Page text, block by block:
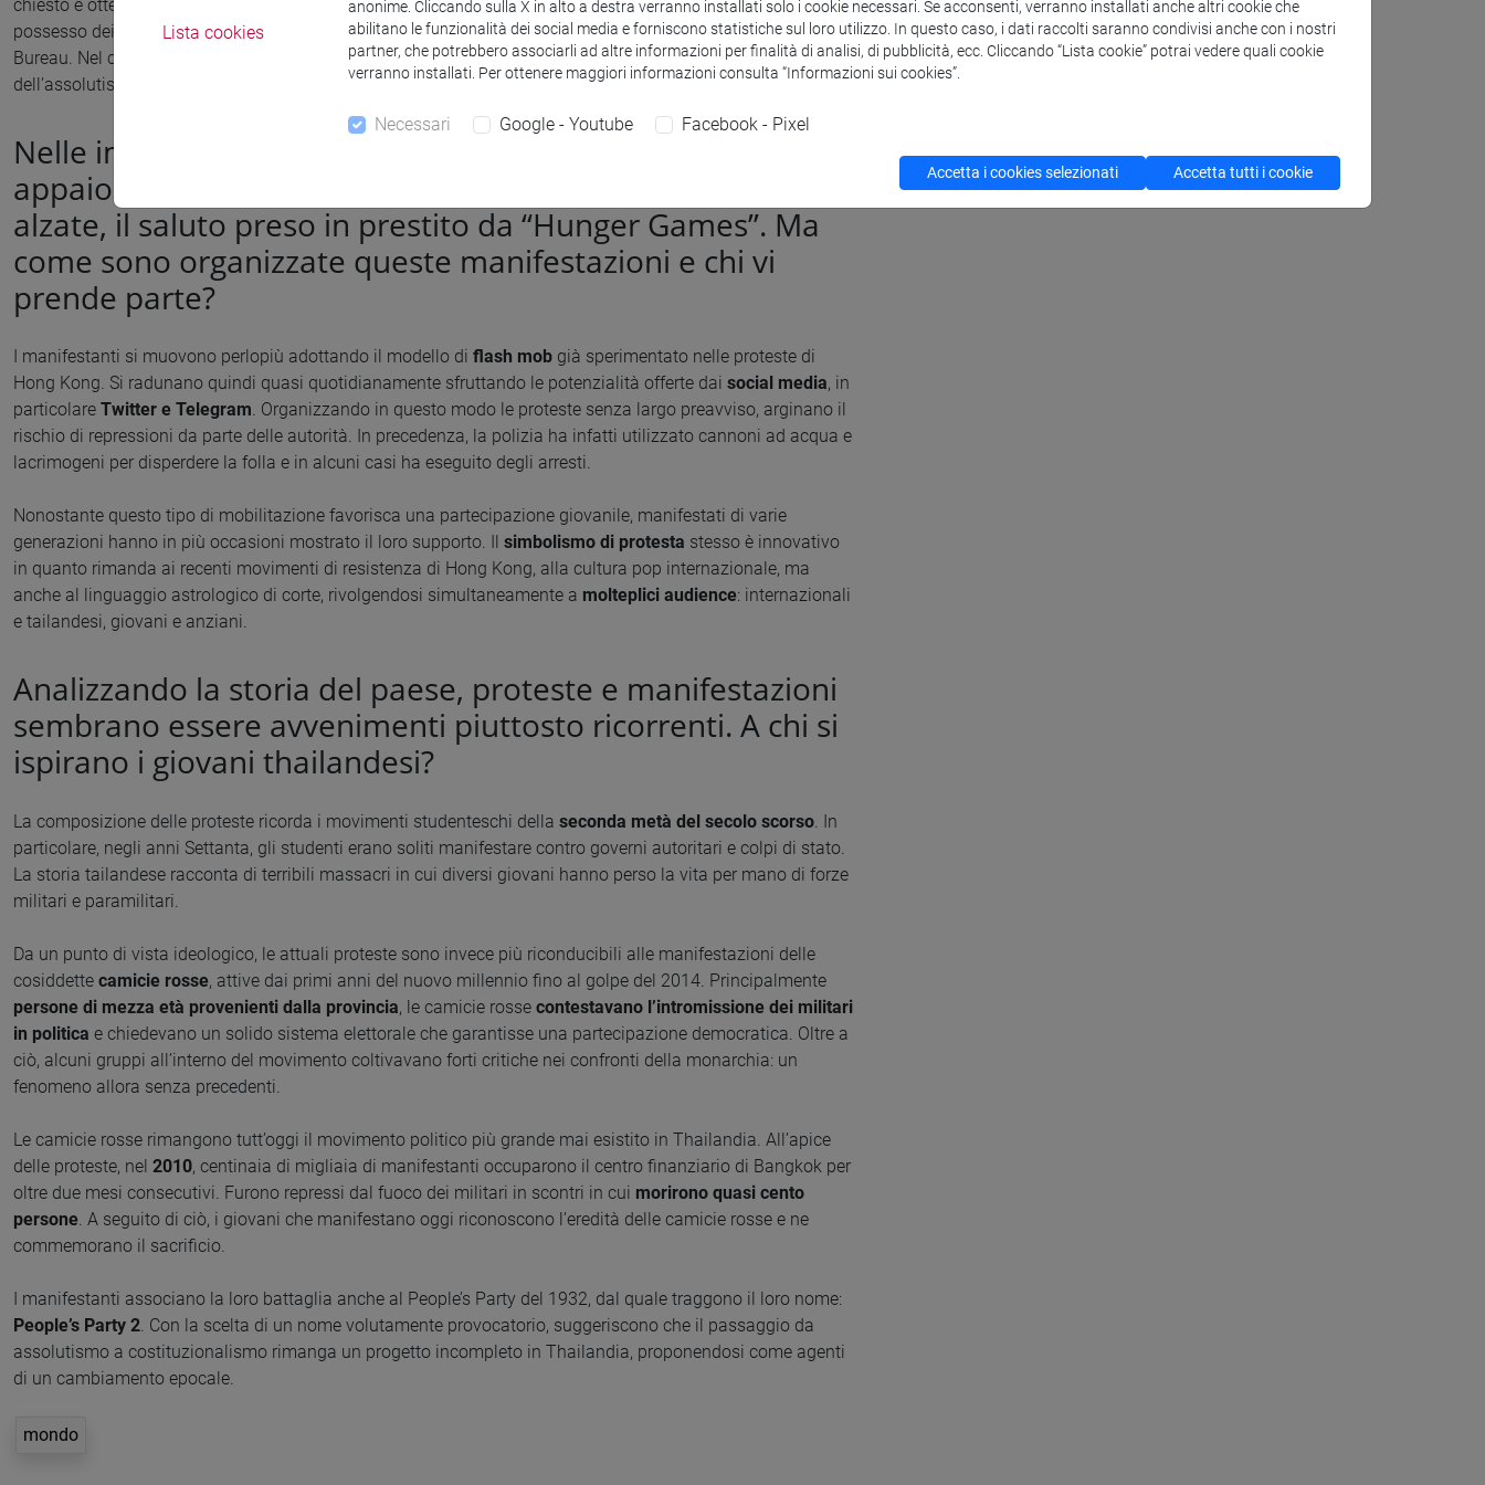
chiesto e ottenuto degli emendamenti alla costituzione redatta dai militari. Il nuovo re ha inoltre preso
possesso dei fondi della Corona, in precedenza gestiti dall’istituzione semi-statale del Crown Property
Bureau. Nel corso dei primi anni del suo regno, parecchi monumenti pubblici che celebravano la caduta
dell’assolutismo del 1932 sono stati rimossi.
Nelle immagini di queste proteste che ci sono arrivate
appaiono papere gonfiabili e cortei di giovani con tre dita
alzate, il saluto preso in prestito da “Hunger Games”. Ma
come sono organizzate queste manifestazioni e chi vi
prende parte?
I manifestanti si muovono perlopiù adottando il modello di flash mob già sperimentato nelle proteste di
Hong Kong. Si radunano quindi quasi quotidianamente sfruttando le potenzialità offerte dai social media, in
particolare Twitter e Telegram. Organizzando in questo modo le proteste senza largo preavviso, arginano il
rischio di repressioni da parte delle autorità. In precedenza, la polizia ha infatti utilizzato cannoni ad acqua e
lacrimogeni per disperdere la folla e in alcuni casi ha eseguito degli arresti.
Nonostante questo tipo di mobilitazione favorisca una partecipazione giovanile, manifestati di varie
generazioni hanno in più occasioni mostrato il loro supporto. Il simbolismo di protesta stesso è innovativo
in quanto rimanda ai recenti movimenti di resistenza di Hong Kong, alla cultura pop internazionale, ma
anche al linguaggio astrologico di corte, rivolgendosi simultaneamente a molteplici audience: internazionali
e tailandesi, giovani e anziani.
Analizzando la storia del paese, proteste e manifestazioni
sembrano essere avvenimenti piuttosto ricorrenti. A chi si
ispirano i giovani thailandesi?
La composizione delle proteste ricorda i movimenti studenteschi della seconda metà del secolo scorso. In
particolare, negli anni Settanta, gli studenti erano soliti manifestare contro governi autoritari e colpi di stato.
La storia tailandese racconta di terribili massacri in cui diversi giovani hanno perso la vita per mano di forze
militari e paramilitari.
Da un punto di vista ideologico, le attuali proteste sono invece più riconducibili alle manifestazioni delle
cosiddette camicie rosse, attive dai primi anni del nuovo millennio fino al golpe del 2014. Principalmente
persone di mezza età provenienti dalla provincia, le camicie rosse contestavano l’intromissione dei militari
in politica e chiedevano un solido sistema elettorale che garantisse una partecipazione democratica. Oltre a
ciò, alcuni gruppi all’interno del movimento coltivavano forti critiche nei confronti della monarchia: un
fenomeno allora senza precedenti.
Le camicie rosse rimangono tutt’oggi il movimento politico più grande mai esistito in Thailandia. All’apice
delle proteste, nel 2010, centinaia di migliaia di manifestanti occuparono il centro finanziario di Bangkok per
oltre due mesi consecutivi. Furono repressi dal fuoco dei militari in scontri in cui morirono quasi cento
persone. A seguito di ciò, i giovani che manifestano oggi riconoscono l’eredità delle camicie rosse e ne
commemorano il sacrificio.
I manifestanti associano la loro battaglia anche al People’s Party del 1932, dal quale traggono il loro nome:
People’s Party 2. Con la scelta di un nome volutamente provocatorio, suggeriscono che il passaggio da
assolutismo a costituzionalismo rimanga un progetto incompleto in Thailandia, proponendosi come agenti
di un cambiamento epocale.
mondo
Lista cookies
anonime. Cliccando sulla X in alto a destra verranno installati solo i cookie necessari. Se acconsenti, verranno installati anche altri cookie che
abilitano le funzionalità dei social media e forniscono statistiche sul loro utilizzo. In questo caso, i dati raccolti saranno condivisi anche con i nostri
partner, che potrebbero associarli ad altre informazioni per finalità di analisi, di pubblicità, ecc. Cliccando “Lista cookie” potrai vedere quali cookie
verranno installati. Per ottenere maggiori informazioni consulta “Informazioni sui cookies”.
Necessari Google - Youtube Facebook - Pixel
Accetta i cookies selezionati Accetta tutti i cookie